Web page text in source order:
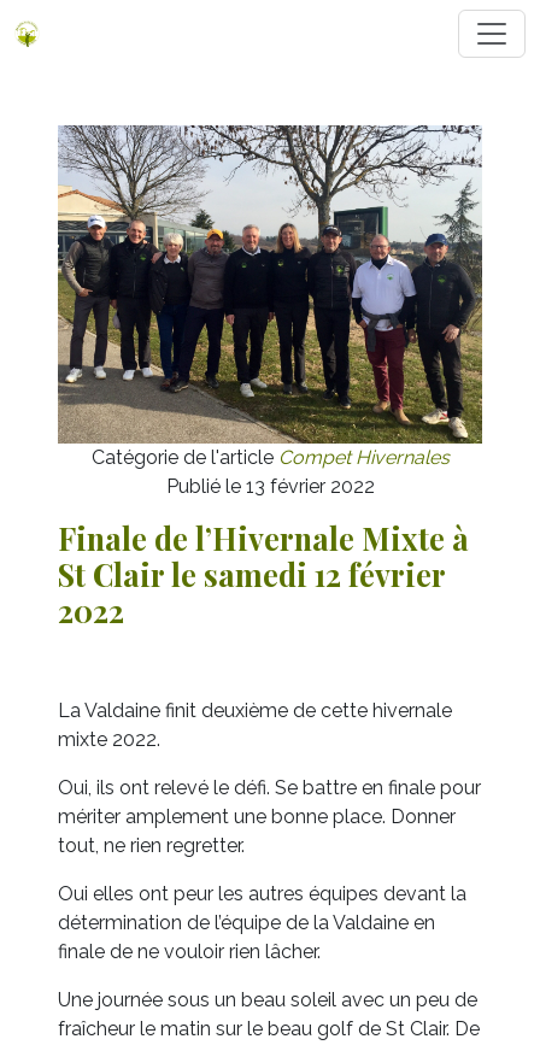
Catégorie de l'article Compet Hivernales
Publié le 13 février 2022
Finale de l’Hivernale Mixte à
St Clair le samedi 12 février
2022
La Valdaine finit deuxième de cette hivernale
mixte 2022.
Oui, ils ont relevé le défi. Se battre en finale pour
mériter amplement une bonne place. Donner
tout, ne rien regretter.
Oui elles ont peur les autres équipes devant la
détermination de l’équipe de la Valdaine en
finale de ne vouloir rien lâcher.
Une journée sous un beau soleil avec un peu de
fraîcheur le matin sur le beau golf de St Clair. De